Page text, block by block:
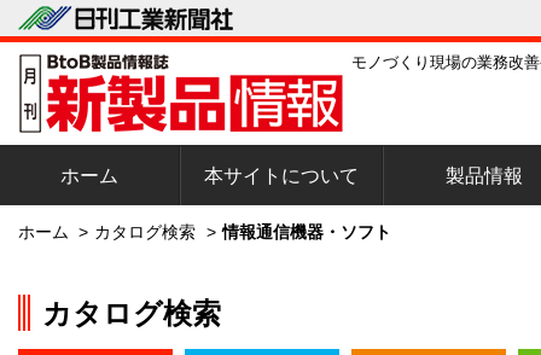
モノづくり現場の業務改
ホーム 本サイトについて 製品情報
ホーム > カタログ検索 > 情報通信機器・ソフト
カタログ検索